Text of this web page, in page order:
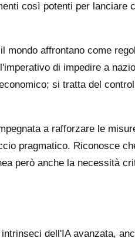
così potenti per
affrontano come
di impedire a
si tratta del
a rafforzare le
pragmatico. Riconosce
però anche la necessità
dell'IA avanzata,